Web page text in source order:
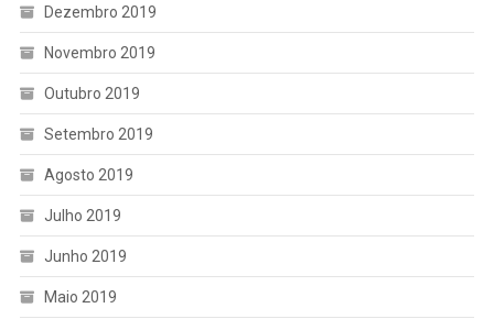
Dezembro 2019
Novembro 2019
Outubro 2019
Setembro 2019
Agosto 2019
Julho 2019
Junho 2019
Maio 2019